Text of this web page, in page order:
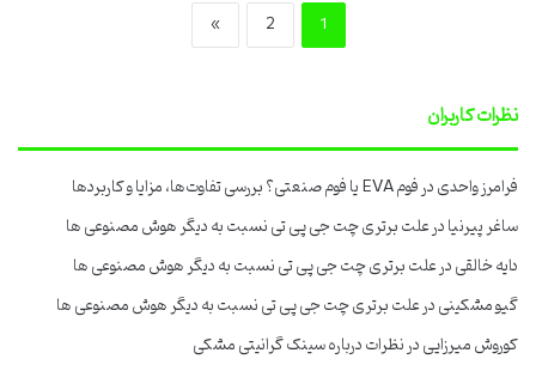
1
2
»
نظرات کاربران
فرامرز واحدیدرفوم EVA یا فوم صنعتی؟ بررسی تفاوت‌ها، مزایا و کاربردها
ساغر پیرنیادرعلت برتری چت جی پی تی نسبت به دیگر هوش مصنوعی ها
دایه خالقیدرعلت برتری چت جی پی تی نسبت به دیگر هوش مصنوعی ها
گیو مشکینیدرعلت برتری چت جی پی تی نسبت به دیگر هوش مصنوعی ها
کوروش میرزاییدرنظرات درباره سینک گرانیتی مشکی